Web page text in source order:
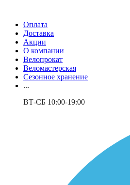
Оплата
Доставка
Акции
О компании
Велопрокат
Веломастерская
Сезонное хранение
...
ВТ-СБ 10:00-19:00